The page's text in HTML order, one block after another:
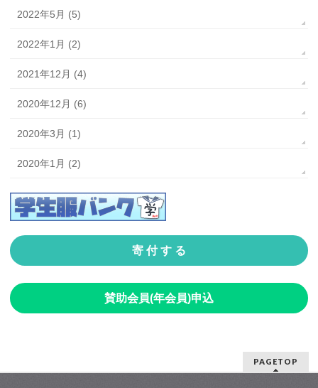
2022年5月 (5)
2022年1月 (2)
2021年12月 (4)
2020年12月 (6)
2020年3月 (1)
2020年1月 (2)
寄 付 す る
賛助会員(年会員)申込
PAGETOP